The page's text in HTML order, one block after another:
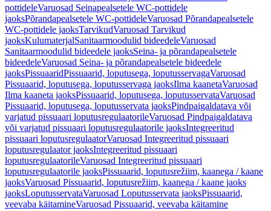
pottideleVaruosad Seinapealsetele WC-pottidele
jaoksPõrandapealsetele WC-pottideleVaruosad Põrandapealsetele
WC-pottidele jaoksTarvikudVaruosad Tarvikud
jaoksKulumaterjalSanitaarmoodulid bideedeleVaruosad
Sanitaarmoodulid bideedele jaoksSeina- ja põrandapealsetele
bideedeleVaruosad Seina- ja põrandapealsetele bideedele
jaoksPissuaaridPissuaarid, loputusega, loputusservagaVaruosad
Pissuaarid, loputusega, loputusservaga jaoksIlma kaanetaVaruosad
Ilma kaaneta jaoksPissuaarid, loputusega, loputusservataVaruosad
Pissuaarid, loputusega, loputusservata jaoksPindpaigaldatava või
varjatud pissuaari loputusregulaatorileVaruosad Pindpaigaldatava
või varjatud pissuaari loputusregulaatorile jaoksIntegreeritud
pissuaari loputusregulaatorVaruosad Integreeritud pissuaari
loputusregulaator jaoksIntegreeritud pissuaari
loputusregulaatorileVaruosad Integreeritud pissuaari
loputusregulaatorile jaoksPissuaarid, loputusrežiim, kaanega / kaane
jaoksVaruosad Pissuaarid, loputusrežiim, kaanega / kaane jaoks
jaoksLoputusservataVaruosad Loputusservata jaoksPissuaarid,
veevaba käitamineVaruosad Pissuaarid, veevaba käitamine